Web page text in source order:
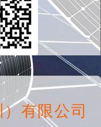
有限公司